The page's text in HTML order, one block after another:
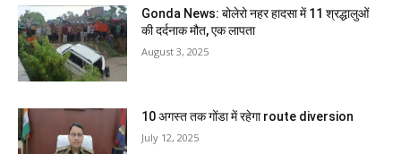
Gonda News: बोलेरो नहर हादसा में 11 श्रद्धालुओं
की दर्दनाक मौत, एक लापता
August 3, 2025
10 अगस्त तक गोंडा में रहेगा route diversion
July 12, 2025